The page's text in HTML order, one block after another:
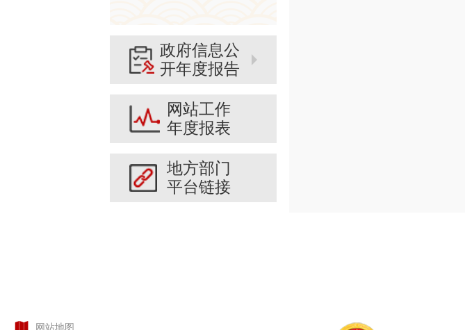
政府信息公
开年度报告
网站工作
年度报表
地方部门
平台链接
网站地图